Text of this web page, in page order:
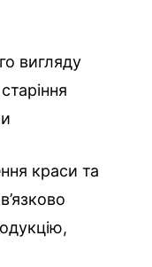
вигляду
краси та